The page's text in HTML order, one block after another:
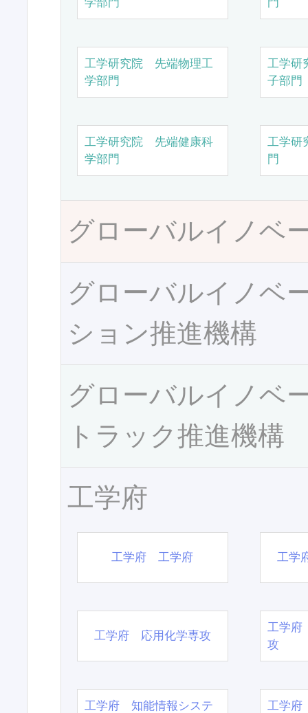
工学研究院 先端物理工
学部門
工学研
子部門
工学研究院 先端健康科
学部門
工学研
門
グローバルイノベ
グローバルイノベ
ション推進機構
グローバルイノベ
トラック推進機構
工学府
工学府 工学府 工学
工学府 応用化学専攻
工学府
攻
工学府 知能情報システ
工学府